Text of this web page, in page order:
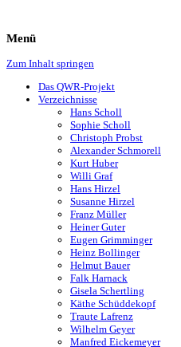
Menü
Zum Inhalt springen
Das QWR-Projekt
Verzeichnisse
Hans Scholl
Sophie Scholl
Christoph Probst
Alexander Schmorell
Kurt Huber
Willi Graf
Hans Hirzel
Susanne Hirzel
Franz Müller
Heiner Guter
Eugen Grimminger
Heinz Bollinger
Helmut Bauer
Falk Harnack
Gisela Schertling
Käthe Schüddekopf
Traute Lafrenz
Wilhelm Geyer
Manfred Eickemeyer